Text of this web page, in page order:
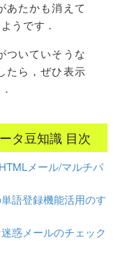
あたかも消えて
うです．
ついていそうな
たら，ぜひ表示
タ豆知識 目次
メール/マルチパ
語登録機能活用のす
惑メールのチェック